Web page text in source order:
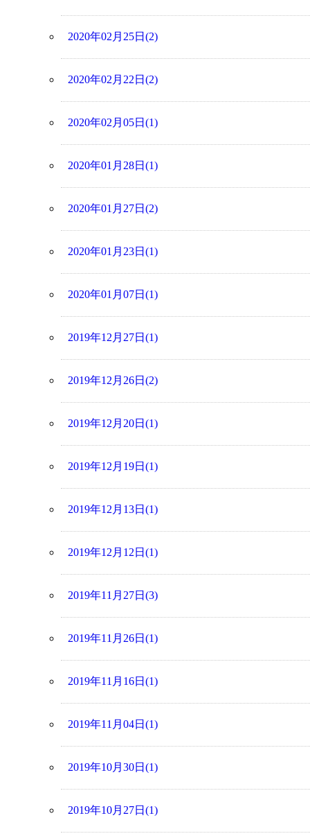
2020年02月25日(2)
2020年02月22日(2)
2020年02月05日(1)
2020年01月28日(1)
2020年01月27日(2)
2020年01月23日(1)
2020年01月07日(1)
2019年12月27日(1)
2019年12月26日(2)
2019年12月20日(1)
2019年12月19日(1)
2019年12月13日(1)
2019年12月12日(1)
2019年11月27日(3)
2019年11月26日(1)
2019年11月16日(1)
2019年11月04日(1)
2019年10月30日(1)
2019年10月27日(1)